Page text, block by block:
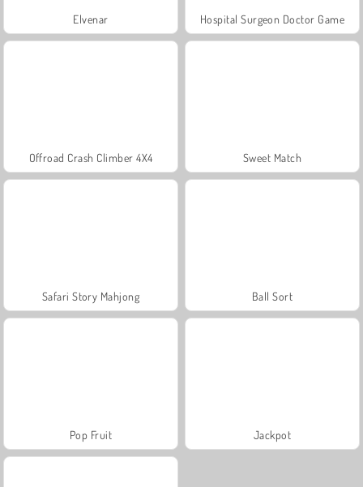
Elvenar Hospital Surgeon Doctor Game
Offroad Crash Climber 4X4 Sweet Match
Safari Story Mahjong Ball Sort
Pop Fruit Jackpot